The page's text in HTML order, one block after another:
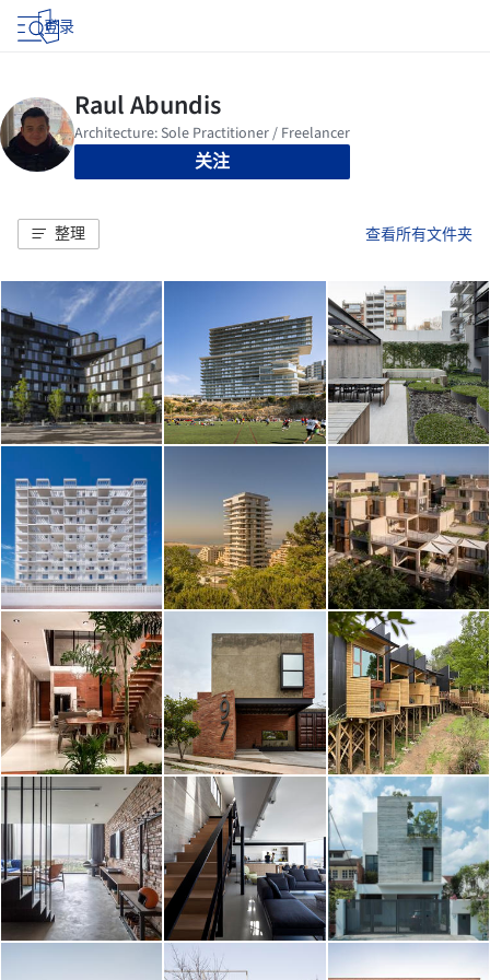
登录
关注
整理 查看所有文件夹